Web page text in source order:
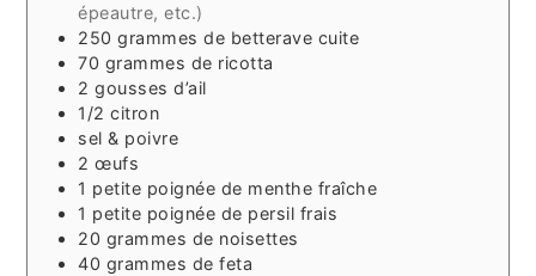
épeautre, etc.)
250 grammes de betterave cuite
70 grammes de ricotta
2gousses d’ail
1/2 citron
sel & poivre
2 œufs
1 petite poignée de menthe fraîche
1 petite poignée de persil frais
20 grammes de noisettes
40 grammes de feta